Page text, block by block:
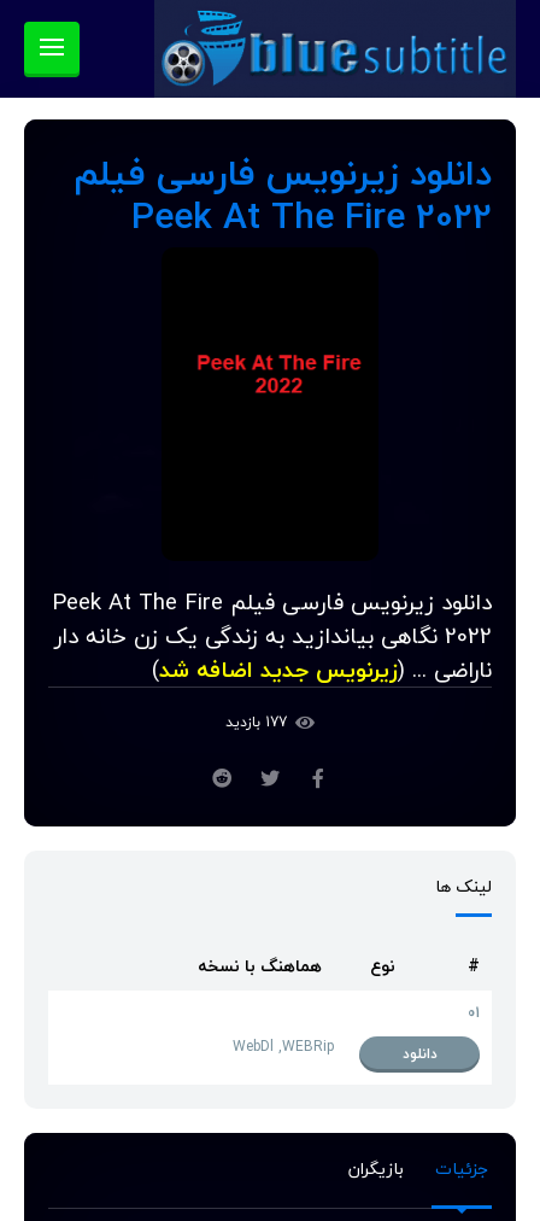
دانلود زیرنویس فارسی فیلم
Peek At The Fire 2022
دانلود زیرنویس فارسی فیلم Peek At The Fire
2022 نگاهی بیاندازید به زندگی یک زن خانه دار
ناراضی ... (زیرنویس جدید اضافه شد)
177 بازدید
لینک ها
# نوع هماهنگ با نسخه
01
دانلود
WebDl ,WEBRip
جزئیات بازیگران